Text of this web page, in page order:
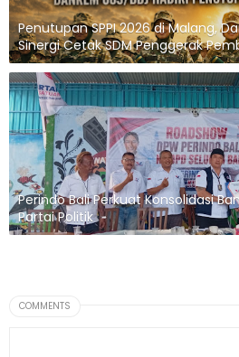
Penutupan SPPI 2026 di Malang,
Sinergi Cetak SDM Penggerak
Perindo Bali Perkuat Konsolidasi
Partai Politik
COMMENTS